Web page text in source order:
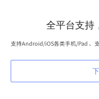
全平台支持
支持Android/iOS各类手机/Pad 、